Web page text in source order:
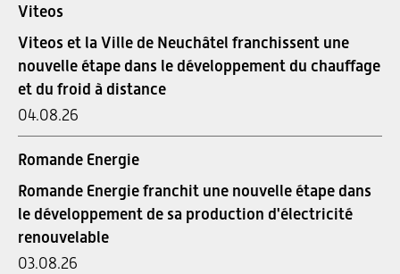
Viteos
Viteos et la Ville de Neuchâtel franchissent une
nouvelle étape dans le développement du chauffage
et du froid à distance
04.08.26
Romande Energie
Romande Energie franchit une nouvelle étape dans
le développement de sa production d'électricité
renouvelable
03.08.26